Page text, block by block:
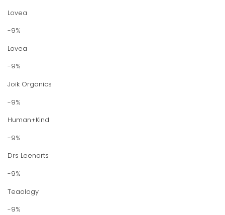
Lovea
-9%
Lovea
-9%
Joik Organics
-9%
Human+Kind
-9%
Drs Leenarts
-9%
Teaology
-9%